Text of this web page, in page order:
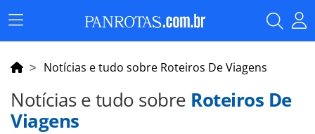
Menu
Principal
Notícias e tudo sobre Roteiros De Viagens
Notícias e tudo sobre Roteiros De
Viagens